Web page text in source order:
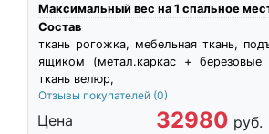
Максимальный вес на 1 спальное
Состав
ткань рогожка, мебельная ткань,
ящиком (метал.каркас +
ткань велюр,
Отзывы покупателей (0)
Цена 32980 руб.